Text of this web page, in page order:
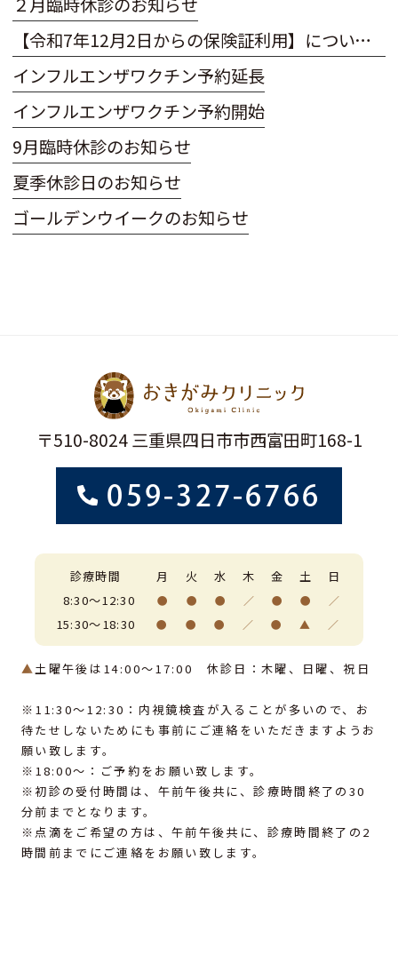
【令和7年12月2日からの保険証利用】についてのお知らせ
インフルエンザワクチン予約延長
インフルエンザワクチン予約開始
9月臨時休診のお知らせ
夏季休診日のお知らせ
ゴールデンウイークのお知らせ
〒510-8024 三重県四日市市西富田町168-1
059-327-6766
診療時間 月 火 水 木 金 土
日
8:30～12:30
● ● ● ／ ● ● ／
15:30～18:30 ● ● ● ／ ● ▲ ／
▲ 土曜午後は14:00～17:00 休診日：木曜、日曜、祝日
※11:30〜12:30：内視鏡検査が入ることが多いので、お
待たせしないためにも事前にご連絡をいただきますようお
願い致します。
※18:00〜：ご予約をお願い致します。
※初診の受付時間は、午前午後共に、診療時間終了の30
分前までとなります。
※点滴をご希望の方は、午前午後共に、診療時間終了の2
時間前までにご連絡をお願い致します。